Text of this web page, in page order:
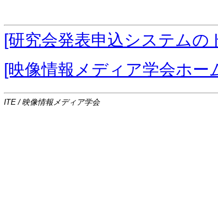
[研究会発表申込システム
[映像情報メディア学会ホー
ITE / 映像情報メディア学会